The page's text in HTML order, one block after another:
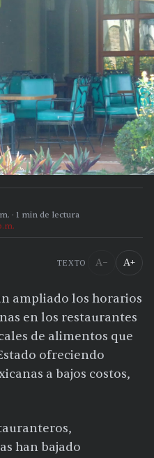
· 1 min de lectura
TEXTO A− A+
ampliado los horarios
en los restaurantes
de alimentos que
ofreciendo
a bajos costos,
han bajado